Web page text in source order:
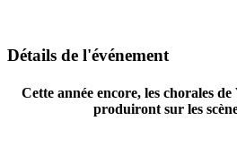
Détails de l'événement
Cette année encore, les chorales de
produiront sur les